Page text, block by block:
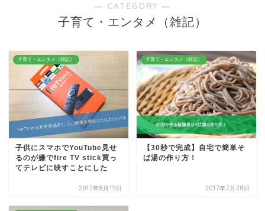
― CATEGORY ―
子育て・エンタメ（雑記）
子育て・エンタメ（雑記）
子供にスマホでYouTube見せ
るのが嫌でfire TV stick買っ
てテレビに映すことにした
2017年8月15日
子育て・エンタメ（雑記）
【30秒で完成】自宅で簡単そ
ば湯の作り方！
2017年7月28日